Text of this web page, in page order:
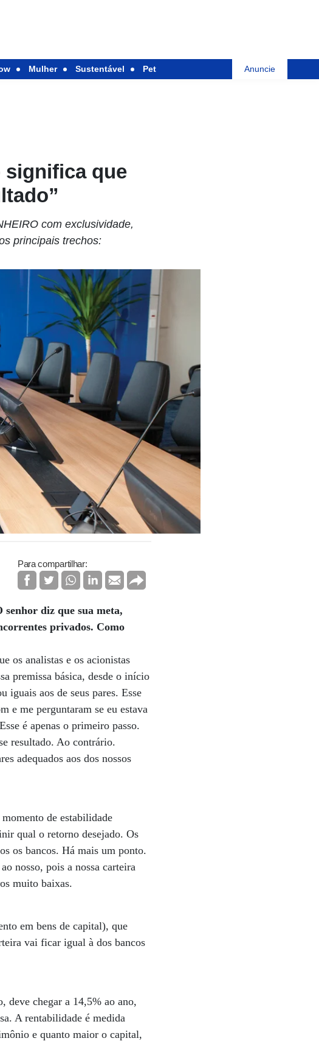
Mulher Sustentável Pet Anuncie
significa que
com exclusividade,
principais trechos:
Para compartilhar:
senhor diz que sua meta,
privados. Como
os analistas e os acionistas
premissa básica, desde o início
iguais aos de seus pares. Esse
e me perguntaram se eu estava
é apenas o primeiro passo.
resultado. Ao contrário.
adequados aos dos nossos
de estabilidade
qual o retorno desejado. Os
os bancos. Há mais um ponto.
nosso, pois a nossa carteira
muito baixas.
em bens de capital), que
vai ficar igual à dos bancos
deve chegar a 14,5% ao ano,
A rentabilidade é medida
e quanto maior o capital,